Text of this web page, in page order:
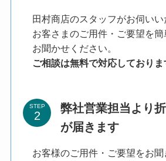
田村商店のスタッフがお伺いい
お客さまのご用件・ご要望を
お聞かせください。
ご相談は無料で対応しておりま
STEP
弊社営業担当より
が届きます
お客様のご用件・ご要望をお